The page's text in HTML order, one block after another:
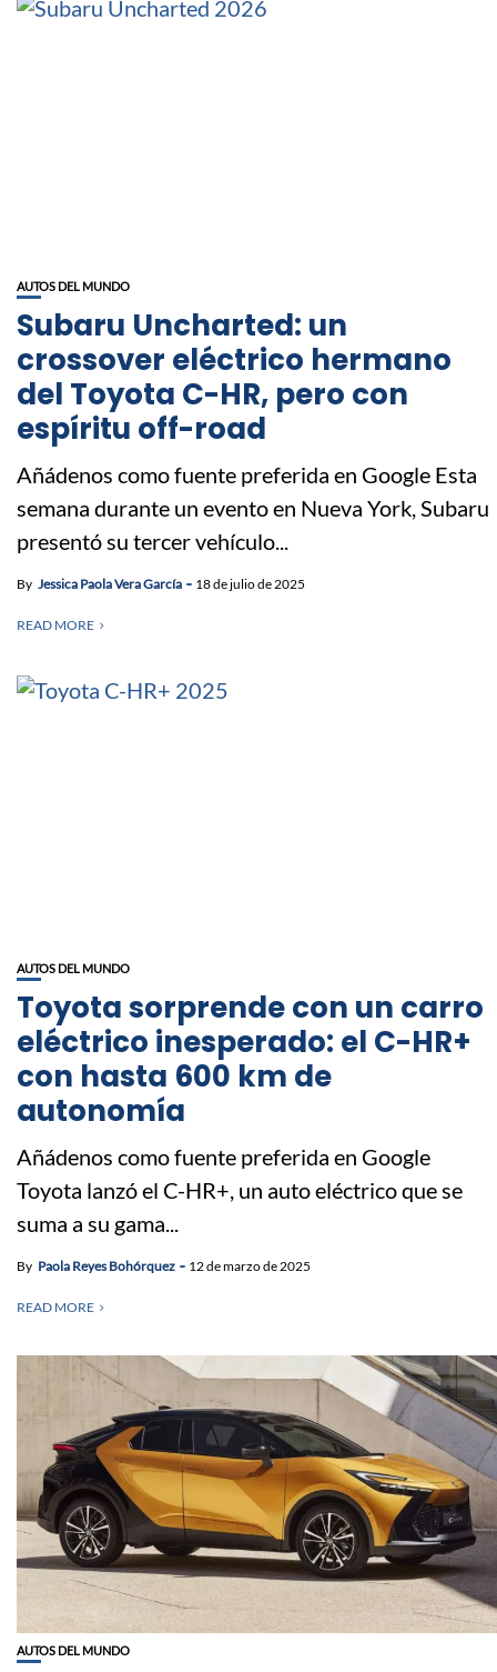
AUTOS DEL MUNDO
Subaru Uncharted: un
crossover eléctrico hermano
del Toyota C-HR, pero con
espíritu off-road
Añádenos como fuente preferida en Google Esta
semana durante un evento en Nueva York, Subaru
presentó su tercer vehículo...
By Jessica Paola Vera García 18 de julio de 2025
READ MORE
AUTOS DEL MUNDO
Toyota sorprende con un carro
eléctrico inesperado: el C-HR+
con hasta 600 km de
autonomía
Añádenos como fuente preferida en Google
Toyota lanzó el C-HR+, un auto eléctrico que se
suma a su gama...
By Paola Reyes Bohórquez 12 de marzo de 2025
READ MORE
AUTOS DEL MUNDO